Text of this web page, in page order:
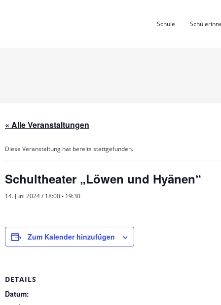
Schule
« Alle Veranstaltungen
Diese Veranstaltung hat bereits stattgefunden.
Schultheater „Löwen und Hyänen“
14. Juni 2024 / 18:00- 19:30
Zum Kalender hinzufügen
DETAILS
Datum: